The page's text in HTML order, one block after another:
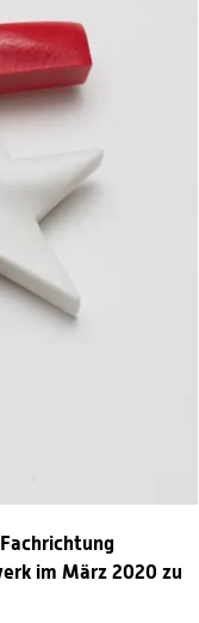
im März 2020 zu